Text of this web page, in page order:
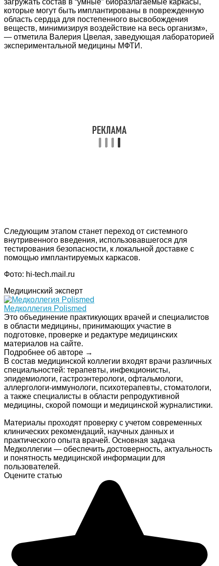
загружать состав в “умные” биоразлагаемые каркасы,
которые могут быть имплантированы в поврежденную
область сердца для постепенного высвобождения
веществ, минимизируя воздействие на весь организм»,
— отметила Валерия Цвелая, заведующая лабораторией
экспериментальной медицины МФТИ.
Следующим этапом станет переход от системного
внутривенного введения, использовавшегося для
тестирования безопасности, к локальной доставке с
помощью имплантируемых каркасов.
Фото: hi-tech.mail.ru
Медицинский эксперт
Медколлегия Polismed
Это объединение практикующих врачей и специалистов
в области медицины, принимающих участие в
подготовке, проверке и редактуре медицинских
материалов на сайте.
Подробнее об авторе →
В состав медицинской коллегии входят врачи различных
специальностей: терапевты, инфекционисты,
эпидемиологи, гастроэнтерологи, офтальмологи,
аллергологи-иммунологи, психотерапевты, стоматологи,
а также специалисты в области репродуктивной
медицины, скорой помощи и медицинской журналистики.
Материалы проходят проверку с учетом современных
клинических рекомендаций, научных данных и
практического опыта врачей. Основная задача
Медколлегии — обеспечить достоверность, актуальность
и понятность медицинской информации для
пользователей.
Оцените статью